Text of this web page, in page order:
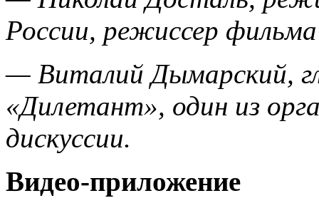
России, режиссер
— Виталий Дымарский,
«Дилетант», один из
дискуссии.
Видео-приложение